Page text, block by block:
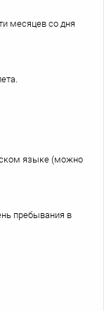
месяцев со дня
языке (можно
пребывания в